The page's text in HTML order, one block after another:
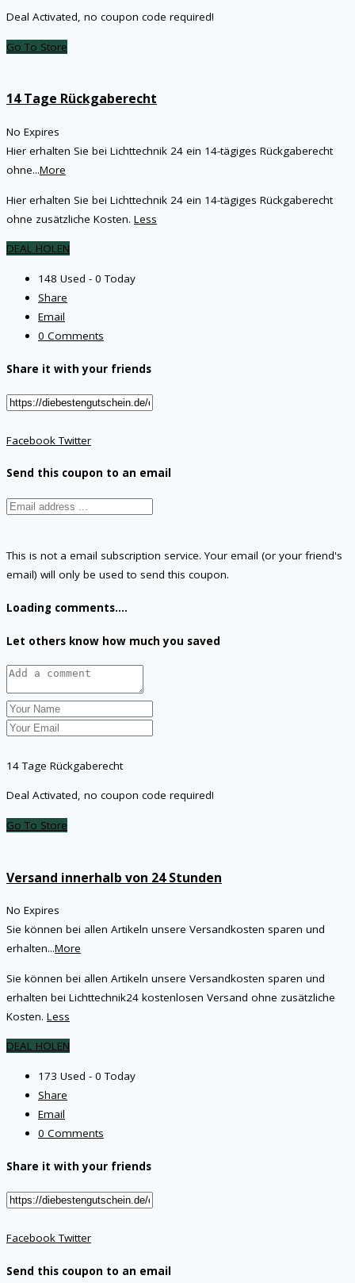
Deal Activated, no coupon code required!
Go To Store
14 Tage Rückgaberecht
No Expires
Hier erhalten Sie bei Lichttechnik 24 ein 14-tägiges Rückgaberecht
ohne...More
Hier erhalten Sie bei Lichttechnik 24 ein 14-tägiges Rückgaberecht
ohne zusätzliche Kosten. Less
DEAL HOLEN
148 Used - 0 Today
Share
Email
0 Comments
Share it with your friends
FacebookTwitter
Send this coupon to an email
This is not a email subscription service. Your email (or your friend's
email) will only be used to send this coupon.
Loading comments....
Let others know how much you saved
14 Tage Rückgaberecht
Deal Activated, no coupon code required!
Go To Store
Versand innerhalb von 24 Stunden
No Expires
Sie können bei allen Artikeln unsere Versandkosten sparen und
erhalten...More
Sie können bei allen Artikeln unsere Versandkosten sparen und
erhalten bei Lichttechnik24 kostenlosen Versand ohne zusätzliche
Kosten. Less
DEAL HOLEN
173 Used - 0 Today
Share
Email
0 Comments
Share it with your friends
FacebookTwitter
Send this coupon to an email